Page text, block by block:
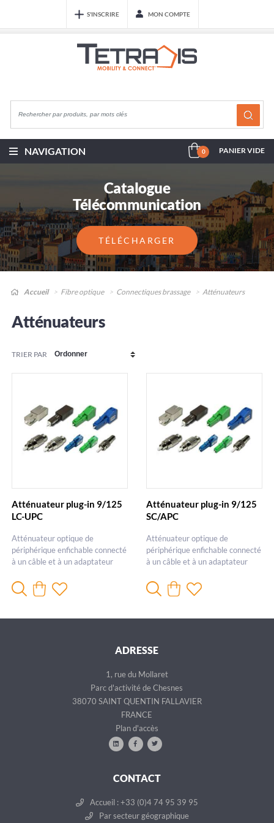
S'INSCRIRE MON COMPTE
NAVIGATION 0 PANIER VIDE
Catalogue
Télécommunication
TÉLÉCHARGER
Accueil Fibre optique Connectiques brassage Atténuateurs
Atténuateurs
TRIER PAR
Atténuateur plug-in 9/125
LC-UPC
Atténuateur optique de
périphérique enfichable connecté
à un câble et à un adaptateur
Atténuateur plug-in 9/125
SC/APC
Atténuateur optique de
périphérique enfichable connecté
à un câble et à un adaptateur
ADRESSE
1, rue du Mollaret
Parc d'activité de Chesnes
38070 SAINT QUENTIN FALLAVIER
FRANCE
Plan d'accès
CONTACT
Accueil : +33 (0)4 74 95 39 95
Par secteur géographique